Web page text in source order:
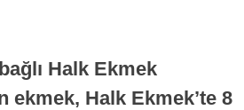
Halk Ekmek
ekmek, Halk Ekmek’te 8